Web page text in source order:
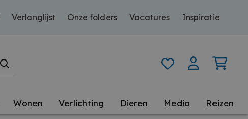
Verlanglijst Onze folders Vacatures Inspiratie
Wonen Verlichting Dieren Media Reizen